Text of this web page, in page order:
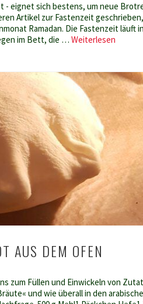
- eignet sich bestens, um neue
Artikel zur Fastenzeit
Ramadan. Die Fastenzeit läuft
im Bett, die … Weiterlesen
AUS DEM OFEN
zum Füllen und Einwickeln von
und wie überall in den